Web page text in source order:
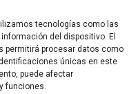
tecnologías como las
del dispositivo. El
procesar datos como
únicas en este
puede afectar
funciones.